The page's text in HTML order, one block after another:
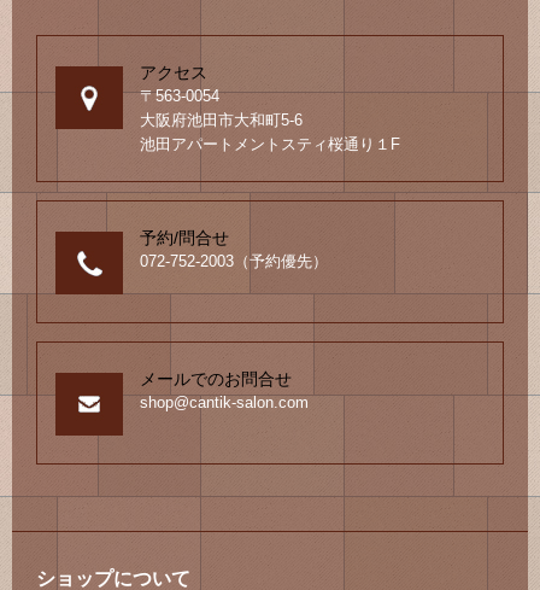
アクセス
〒563-0054
大阪府池田市大和町5-6
池田アパートメントスティ桜通り１F
予約/問合せ
072-752-2003（予約優先）
メールでのお問合せ
shop@cantik-salon.com
ショップについて